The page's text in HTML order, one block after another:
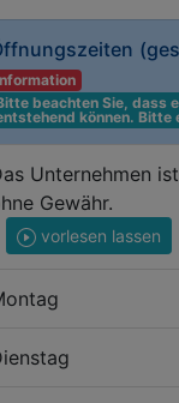
beachten Sie, dass
können. Bitte
Unternehmen
Gewähr.
vorlesen lassen